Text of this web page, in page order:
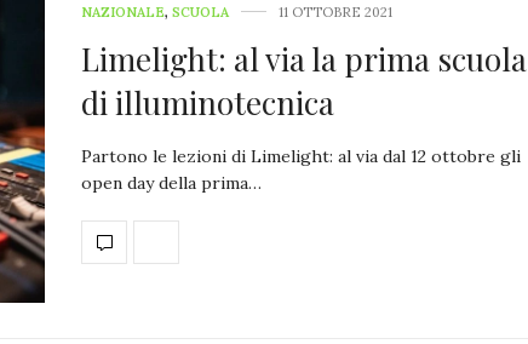
NAZIONALE, SCUOLA 11 OTTOBRE 2021
Limelight: al via la prima scuola
di illuminotecnica
Partono le lezioni di Limelight: al via dal 12 ottobre gli
open day della prima…